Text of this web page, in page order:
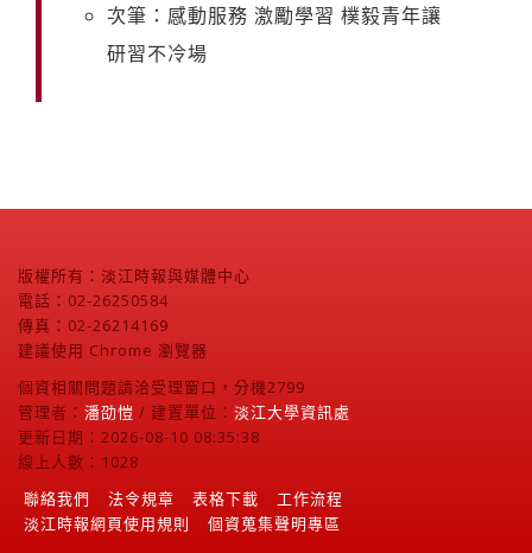
次筆：感動服務 激勵學習 樸毅青年讓
研習不冷場
版權所有：淡江時報與媒體中心
電話：02-26250584
傳真：02-26214169
建議使用 Chrome 瀏覽器
個資相關問題請洽受理窗口，分機2799
管理者： 潘劭愷 / 建置單位： 淡江大學資訊處
更新日期：2026-08-10 08:35:38
線上人數：1028
聯絡我們
法令規章 表格下載
工作流程
淡江時報網頁使用規則
個資蒐集聲明專區